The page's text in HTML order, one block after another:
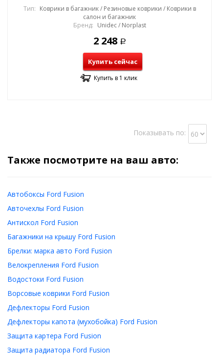
Тип: Коврики в багажник / Резиновые коврики / Коврики в
салон и багажник
Бренд: Unidec / Norplast
2 248 Р
Купить сейчас
Купить в 1 клик
Показывать по:
Также посмотрите на ваш авто:
Автобоксы Ford Fusion
Авточехлы Ford Fusion
Антискол Ford Fusion
Багажники на крышу Ford Fusion
Брелки: марка авто Ford Fusion
Велокрепления Ford Fusion
Водостоки Ford Fusion
Ворсовые коврики Ford Fusion
Дефлекторы Ford Fusion
Дефлекторы капота (мухобойка) Ford Fusion
Защита картера Ford Fusion
Защита радиатора Ford Fusion